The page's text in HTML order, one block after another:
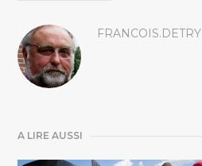
FRANCOIS.DETRY
A LIRE AUSSI